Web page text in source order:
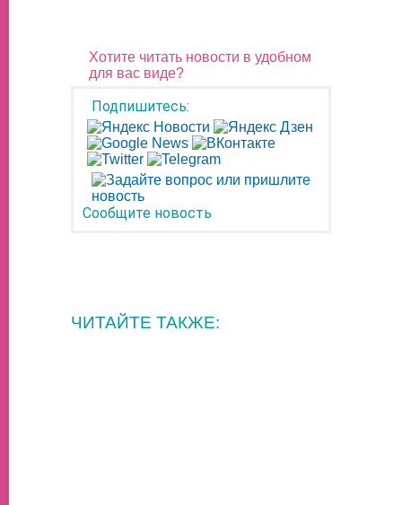
Хотите читать новости в удобном
для вас виде?
Подпишитесь:
Сообщите новость
ЧИТАЙТЕ ТАКЖЕ: